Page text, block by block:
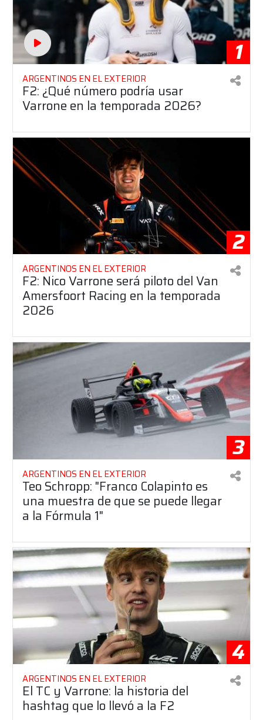
1
ARGENTINOS EN EL EXTERIOR
F2: ¿Qué número podría usar
Varrone en la temporada 2026?
2
ARGENTINOS EN EL EXTERIOR
F2: Nico Varrone será piloto del Van
Amersfoort Racing en la temporada
2026
3
ARGENTINOS EN EL EXTERIOR
Teo Schropp: "Franco Colapinto es
una muestra de que se puede llegar
a la Fórmula 1"
4
ARGENTINOS EN EL EXTERIOR
El TC y Varrone: la historia del
hashtag que lo llevó a la F2